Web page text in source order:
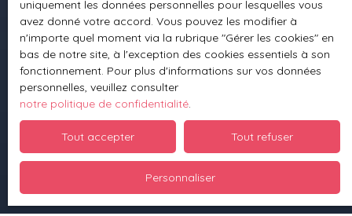
Planifier du temps avec moi
Informations
Nos honoraires
Mentions légales
Politique de confidentialité
Gérer les cookies
uniquement les données personnelles pour lesquelles vous
avez donné votre accord. Vous pouvez les modifier à
n'importe quel moment via la rubrique ″Gérer les cookies″ en
bas de notre site, à l'exception des cookies essentiels à son
fonctionnement. Pour plus d'informations sur vos données
personnelles, veuillez consulter
notre politique de confidentialité.
Tout accepter Tout refuser
Personnaliser